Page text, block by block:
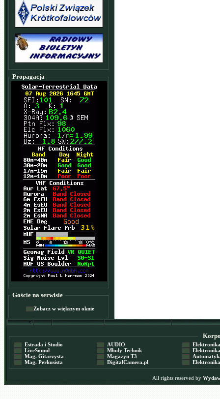
Propagacja
Goście na serwisie
Zobacz w większym oknie
Estrada i Studio
LiveSound
Mag. Gitarzysta
Mag. Perkusista
AUDIO
Młody Technik
Magazyn T3
DigitalCamera.pl
Elektronika
Elektronika
Automatyka
Elektronika
All rights reserved by